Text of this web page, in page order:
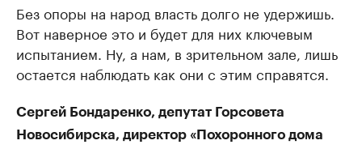
Без опоры на народ власть долго не удержишь.
Вот наверное это и будет для них ключевым
испытанием. Ну, а нам, в зрительном зале, лишь
остается наблюдать как они с этим справятся.
Сергей Бондаренко, депутат Горсовета
Новосибирска, директор «Похоронного дома